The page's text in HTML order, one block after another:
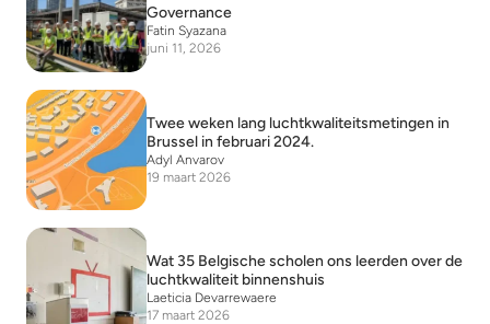
Governance
Fatin Syazana
juni 11, 2026
Twee weken lang luchtkwaliteitsmetingen in
Brussel in februari 2024.
Adyl Anvarov
19 maart 2026
Wat 35 Belgische scholen ons leerden over de
luchtkwaliteit binnenshuis
Laeticia Devarrewaere
17 maart 2026